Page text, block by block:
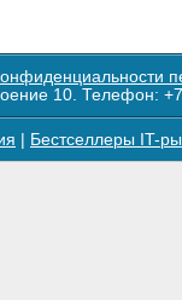
10. Телефон:
Бестселлеры IT-